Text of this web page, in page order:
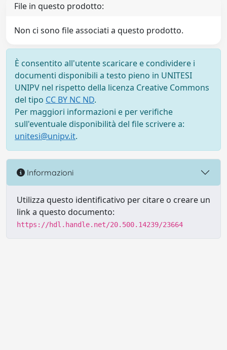
File in questo prodotto:
Non ci sono file associati a questo prodotto.
È consentito all'utente scaricare e condividere i
documenti disponibili a testo pieno in UNITESI
UNIPV nel rispetto della licenza Creative Commons
del tipo CC BY NC ND.
Per maggiori informazioni e per verifiche
sull'eventuale disponibilità del file scrivere a:
unitesi@unipv.it.
Informazioni
Utilizza questo identificativo per citare o creare un
link a questo documento:
https://hdl.handle.net/20.500.14239/23664